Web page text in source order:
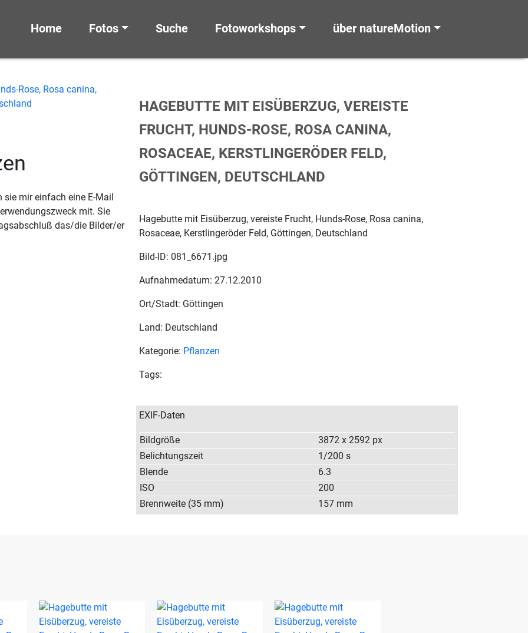
Home Fotos Suche Fotoworkshops über natureMotion
mir einfach eine E-Mail
mit. Sie
das/die Bilder/er
HAGEBUTTE MIT EISÜBERZUG, VEREISTE
FRUCHT, HUNDS-ROSE, ROSA CANINA,
ROSACEAE, KERSTLINGERÖDER FELD,
GÖTTINGEN, DEUTSCHLAND
Hagebutte mit Eisüberzug, vereiste Frucht, Hunds-Rose, Rosa canina,
Rosaceae, Kerstlingeröder Feld, Göttingen, Deutschland
Bild-ID: 081_6671.jpg
Aufnahmedatum: 27.12.2010
Ort/Stadt: Göttingen
Land: Deutschland
Kategorie: Pflanzen
Tags:
EXIF-Daten
Bildgröße
3872 x 2592 px
Belichtungszeit
1/200 s
Blende
6.3
ISO
200
Brennweite (35 mm)
157 mm